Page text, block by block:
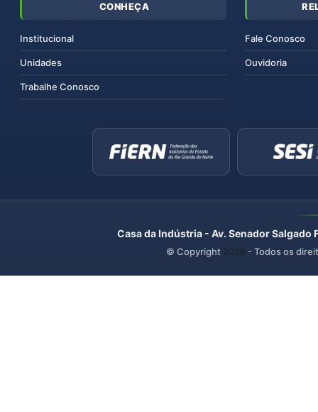
CONHEÇA
Institucional
Unidades
Trabalhe Conosco
Fale Conosco
Ouvidoria
Casa da Indústria - Av. Senador
© Copyright 2026 - Todos os